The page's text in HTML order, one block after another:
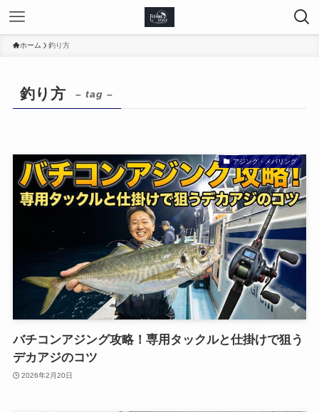
ホーム 釣り方
釣り方 – tag –
アジング・メバリング
バチコンアジング攻略！専用タックルと仕掛けで狙う
デカアジのコツ
2026年2月20日